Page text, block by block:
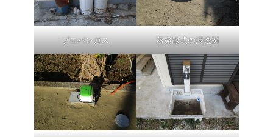
プロパンガス 蒸発散式の浸透桝